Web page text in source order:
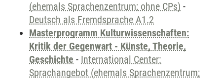
(ehemals Sprachenzentrum; ohne CPs) -
Deutsch als Fremdsprache A1.2
Masterprogramm Kulturwissenschaften:
Kritik der Gegenwart - Künste, Theorie,
Geschichte - International Center:
Sprachangebot (ehemals Sprachenzentrum;